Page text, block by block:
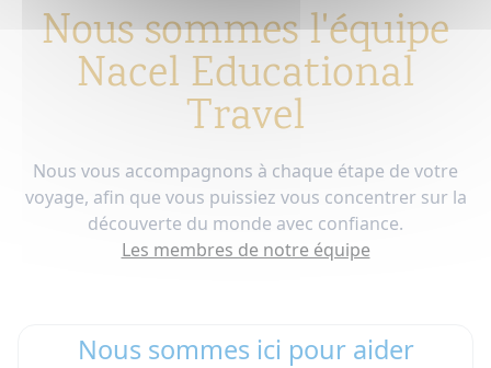
Nous sommes l'équipe
Nacel Educational
Travel
Nous vous accompagnons à chaque étape de votre
voyage, afin que vous puissiez vous concentrer sur la
découverte du monde avec confiance.
Les membres de notre équipe
Nous sommes ici pour aider